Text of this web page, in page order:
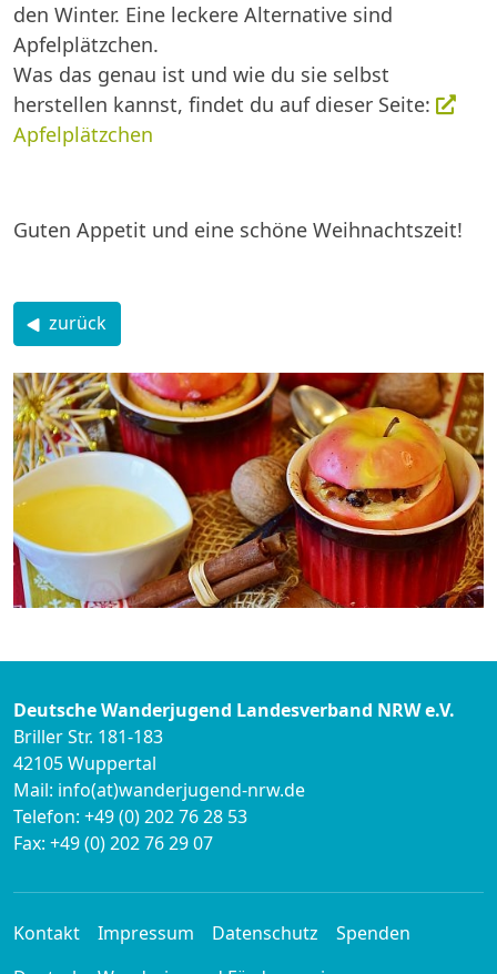
den Winter. Eine leckere Alternative sind
Apfelplätzchen.
Was das genau ist und wie du sie selbst
herstellen kannst, findet du auf dieser Seite:
Apfelplätzchen
Guten Appetit und eine schöne Weihnachtszeit!
zurück
Deutsche Wanderjugend Landesverband NRW e.V.
Briller Str. 181-183
42105 Wuppertal
Mail: info(at)wanderjugend-nrw.de
Telefon: +49 (0) 202 76 28 53
Fax: +49 (0) 202 76 29 07
Kontakt Impressum Datenschutz
Spenden